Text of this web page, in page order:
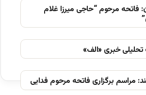
فاتحه مرحوم “حاجی میرزا غلام
خبری «الف»